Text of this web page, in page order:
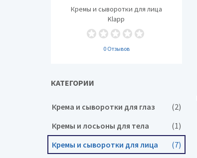
Кремы и сыворотки для лица
Klapp
0 Отзывов
КАТЕГОРИИ
Крема и сыворотки для глаз (2)
Кремы и лосьоны для тела (1)
Кремы и сыворотки для лица (7)